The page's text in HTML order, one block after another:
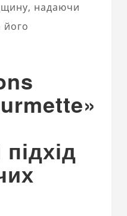
надаючи
його